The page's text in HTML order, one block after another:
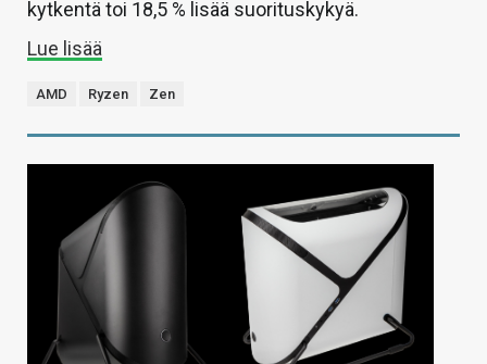
kytkentä toi 18,5 % lisää suorituskykyä.
Lue lisää
AMD Ryzen Zen